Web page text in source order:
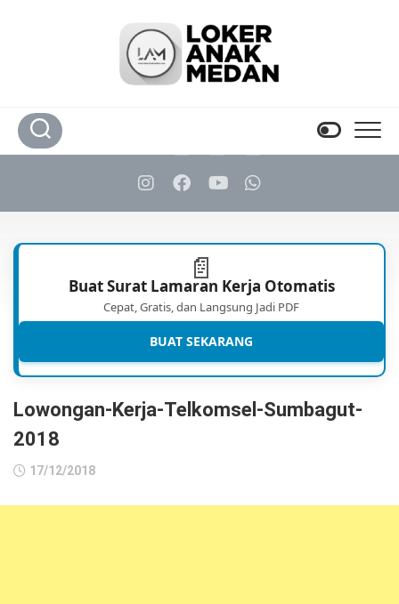
📄
Buat Surat Lamaran Kerja Otomatis
Cepat, Gratis, dan Langsung Jadi PDF
BUAT SEKARANG
Lowongan-Kerja-Telkomsel-Sumbagut-
2018
17/12/2018